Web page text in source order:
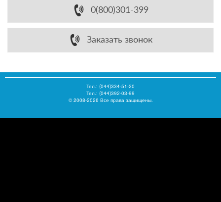
0(800)301-399
Заказать звонок
Тел.: (044)334-51-20
Тел.: (044)392-03-99
© 2008-2026 Все права защищены.